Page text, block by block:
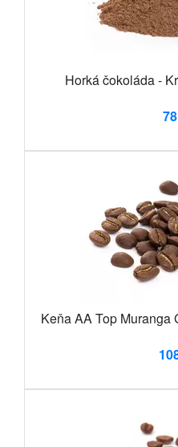
Horká čokoláda -
Keňa AA Top Muranga